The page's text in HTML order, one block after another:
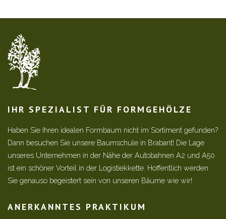
IHR SPEZIALIST FÜR FORMGEHÖLZE
Haben Sie Ihren idealen Formbaum nicht im Sortiment gefunden?
Dann besuchen Sie unsere Baumschule in Brabant! Die Lage
unseres Unternehmen in der Nähe der Autobahnen A2 und A50
ist ein schöner Vorteil in der Logistiekkette. Hoffentlich werden
Sie genauso begeistert sein von unseren Bäume wie wir!
ANERKANNTES PRAKTIKUM